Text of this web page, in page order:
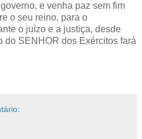
e venha paz sem fim
o seu reino, para o
o juízo e a justiça, desde
do SENHOR dos Exércitos fará